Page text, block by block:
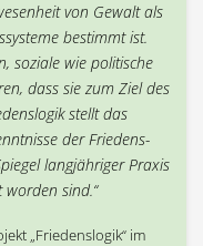
von Gewalt als
bestimmt ist.
soziale wie politische
dass sie zum Ziel des
stellt das
der Friedens-
langjähriger Praxis
sind.“
„Friedenslogik“ im